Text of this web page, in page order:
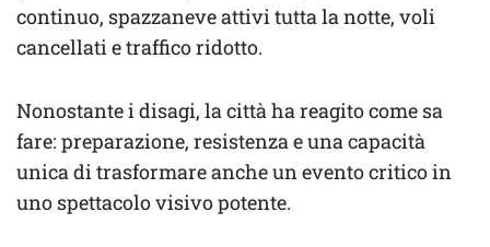
continuo, spazzaneve attivi tutta la notte, voli
cancellati e traffico ridotto.
Nonostante i disagi, la città ha reagito come sa
fare: preparazione, resistenza e una capacità
unica di trasformare anche un evento critico in
uno spettacolo visivo potente.